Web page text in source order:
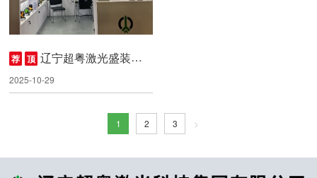
荐 顶 辽宁超粤激光盛装亮
相广交会
2025-10-29
1 2 3 >